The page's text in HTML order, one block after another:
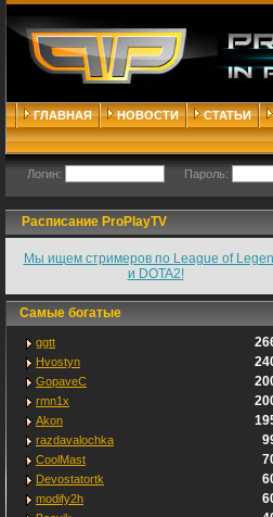
ГЛАВНАЯ НОВОСТИ СТАТЬИ
Логин: Пароль:
Расписание ProPlayTV
Мы ищем стримеров по League of
и DOTA2!
Самые богатые
ggtt
Hvostyn
GopaveC
rmn1x
Akon
razdavalochka
CoolMast
Devostatortk
modify2h